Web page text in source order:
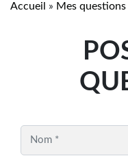
Accueil » Mes questions